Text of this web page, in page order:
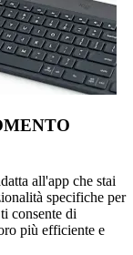
all'app che stai
specifiche per
consente di
più efficiente e